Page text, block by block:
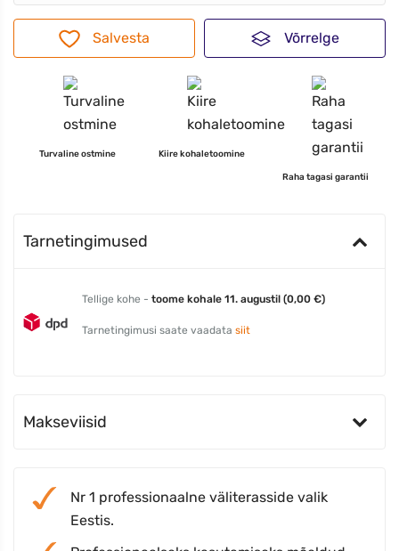
Salvesta Võrrelge
Turvaline ostmine Kiire kohaletoomine
Raha tagasi garantii
Tarnetingimused
Tellige kohe - toome kohale 11. augustil (0,00 €)
Tarnetingimusi saate vaadata siit
Makseviisid
Nr 1 professionaalne väliterasside valik
Eestis.